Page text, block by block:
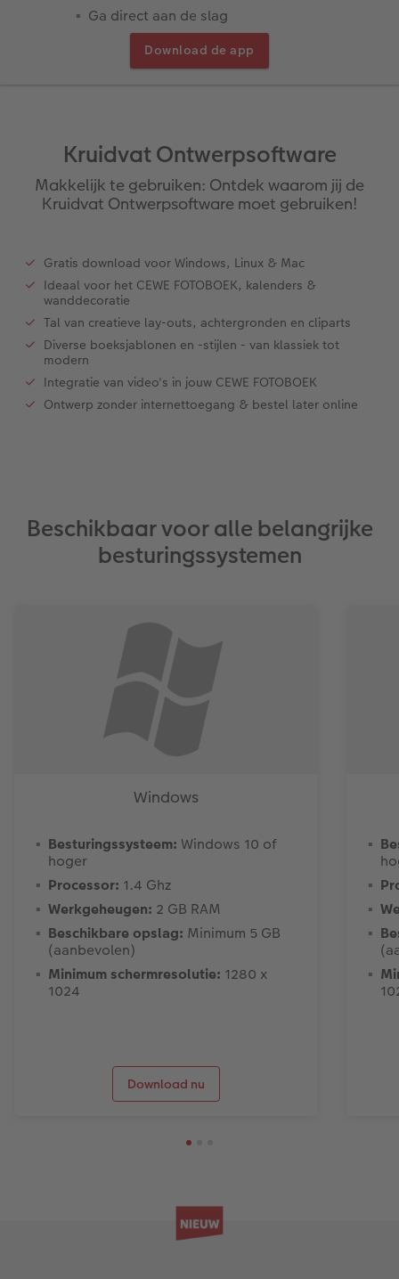
XXL Liggend
Papiersoorten
Kaftsoorten
Mogelijkheden
Reliëfopdruk
Extra's
Mini retro prints
Foto in lijst
Premium poster
Fotosets
Fotostickers
Fotobox
Uitleg over fotoformaten
Foto op forex
Alle extra's
Papiersoorten
Making Memories Wandkalenders
Alle extra's
Textiel
Fotogeschenkboxen
Art prints
Trouwkaarten
Communiekaarten
Alle thema's
Met reliëfopdruk
Ga direct aan de slag
Download de app
Kruidvat Ontwerpsoftware
Makkelijk te gebruiken: Ontdek waarom jij de
Kruidvat Ontwerpsoftware moet gebruiken!
Gratis download voor Windows, Linux & Mac
Ideaal voor het CEWE FOTOBOEK, kalenders &
wanddecoratie
Tal van creatieve lay-outs, achtergronden en cliparts
Diverse boeksjablonen en -stijlen - van klassiek tot
modern
Integratie van video's in jouw CEWE FOTOBOEK
Ontwerp zonder internettoegang & bestel later online
Beschikbaar voor alle belangrijke
besturingssystemen
Windows
Besturingssysteem: Windows 10 of
hoger
Processor: 1.4 Ghz
Werkgeheugen: 2 GB RAM
Beschikbare opslag: Minimum 5 GB
(aanbevolen)
Minimum schermresolutie: 1280 x
1024
Download nu